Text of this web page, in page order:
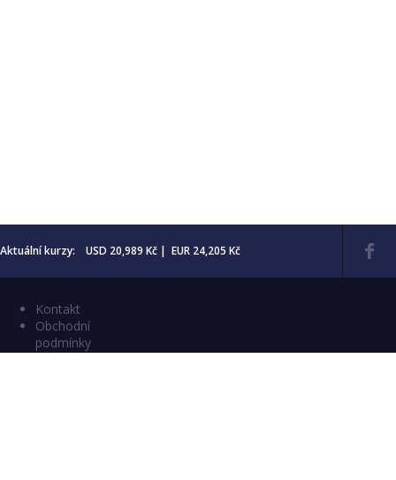
Aktuální kurzy: USD 20,989 Kč | EUR 24,205 Kč
Kontakt
Obchodní
podmínky